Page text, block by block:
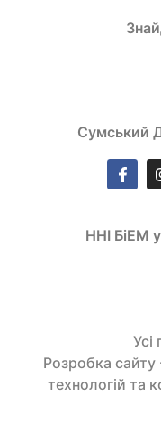
Сумський
ННІ БіЕМ
Усi
Розробка сайту
технологій та